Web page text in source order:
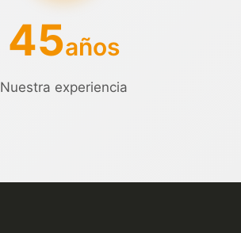
45años
Nuestra experiencia